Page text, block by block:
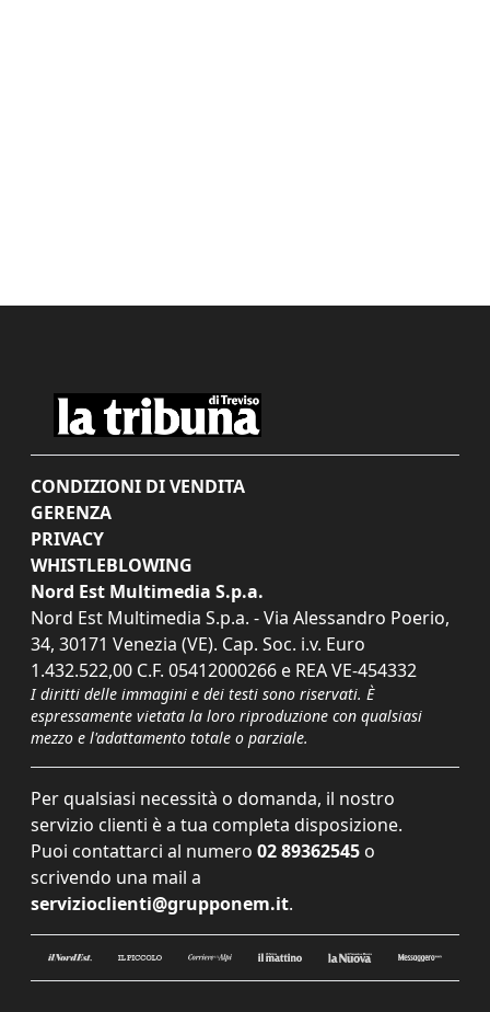
CONDIZIONI DI VENDITA
GERENZA
PRIVACY
WHISTLEBLOWING
Nord Est Multimedia S.p.a.
Nord Est Multimedia S.p.a. - Via Alessandro Poerio,
34, 30171 Venezia (VE). Cap. Soc. i.v. Euro
1.432.522,00 C.F. 05412000266 e REA VE-454332
I diritti delle immagini e dei testi sono riservati. È
espressamente vietata la loro riproduzione con qualsiasi
mezzo e l'adattamento totale o parziale.
Per qualsiasi necessità o domanda, il nostro
servizio clienti è a tua completa disposizione.
Puoi contattarci al numero 02 89362545 o
scrivendo una mail a
servizioclienti@grupponem.it.